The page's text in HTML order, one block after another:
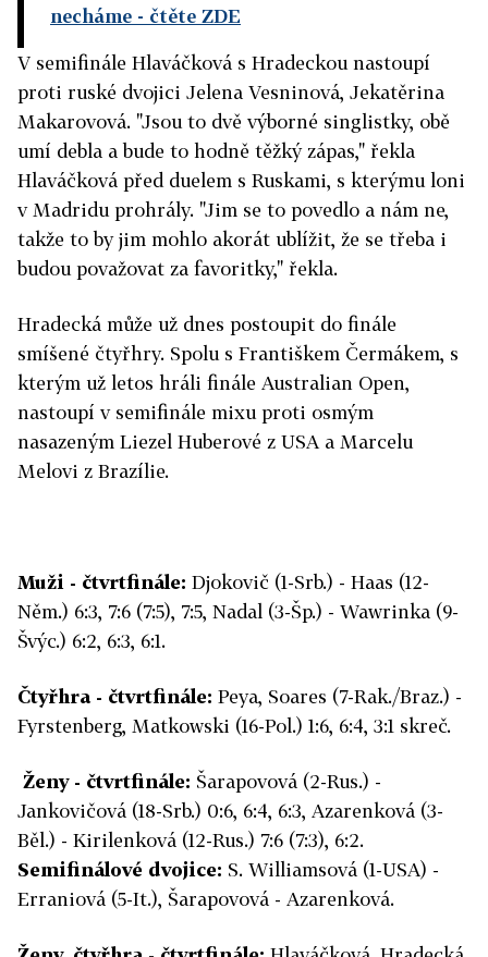
necháme - čtěte ZDE
V semifinále Hlaváčková s Hradeckou nastoupí
proti ruské dvojici Jelena Vesninová, Jekatěrina
Makarovová. "Jsou to dvě výborné singlistky, obě
umí debla a bude to hodně těžký zápas," řekla
Hlaváčková před duelem s Ruskami, s kterýmu loni
v Madridu prohrály. "Jim se to povedlo a nám ne,
takže to by jim mohlo akorát ublížit, že se třeba i
budou považovat za favoritky," řekla.
Hradecká může už dnes postoupit do finále
smíšené čtyřhry. Spolu s Františkem Čermákem, s
kterým už letos hráli finále Australian Open,
nastoupí v semifinále mixu proti osmým
nasazeným Liezel Huberové z USA a Marcelu
Melovi z Brazílie.
Muži - čtvrtfinále: Djokovič (1-Srb.) - Haas (12-
Něm.) 6:3, 7:6 (7:5), 7:5, Nadal (3-Šp.) - Wawrinka (9-
Švýc.) 6:2, 6:3, 6:1.
Čtyřhra - čtvrtfinále: Peya, Soares (7-Rak./Braz.) -
Fyrstenberg, Matkowski (16-Pol.) 1:6, 6:4, 3:1 skreč.
Ženy - čtvrtfinále: Šarapovová (2-Rus.) -
Jankovičová (18-Srb.) 0:6, 6:4, 6:3, Azarenková (3-
Běl.) - Kirilenková (12-Rus.) 7:6 (7:3), 6:2.
Semifinálové dvojice: S. Williamsová (1-USA) -
Erraniová (5-It.), Šarapovová - Azarenková.